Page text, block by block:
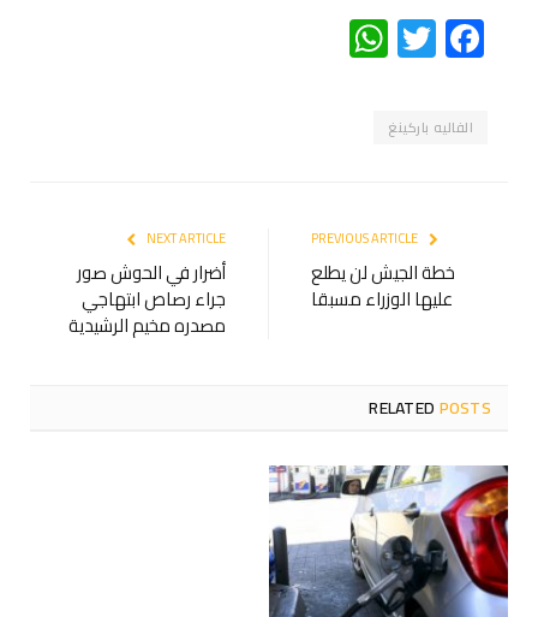
Facebook
Twitter
WhatsApp
الفاليه باركينغ
خطة الجيش لن يطلع
عليها الوزراء مسبقا
NEXT ARTICLE
أضرار في الحوش صور
جراء رصاص ابتهاجي
مصدره مخيم الرشيدية
RELATEDPOSTS